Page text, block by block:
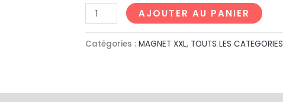
par
12
AJOUTER AU PANIER
Catégories : MAGNET XXL, TOUTS LES CATEGORIES